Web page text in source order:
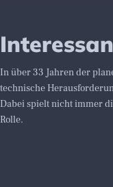
In über 33 Jahren der
technische
Dabei spielt nicht immer
Rolle.